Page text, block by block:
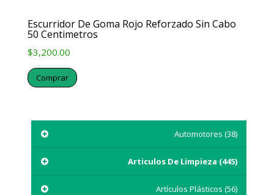
Escurridor De Goma Rojo Reforzado Sin Cabo
50 Centimetros
$3,200.00
Comprar
Automotores(38)
Articulos De Limpieza (445)
Artículos Plásticos(56)